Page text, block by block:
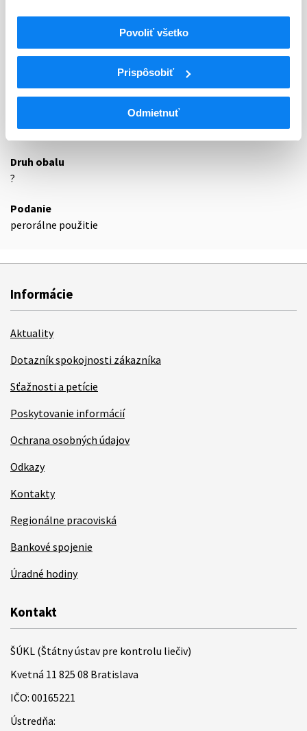
Povoliť všetko
Prispôsobiť
Odmietnuť
N05A
Antipsychotiká
Iné antipsychotiká
N05AX12
Aripiprazol
Podrobnosti o lieku
36
Druh obalu
?
Podanie
perorálne použitie
Informácie
Aktuality
Dotazník spokojnosti zákazníka
Sťažnosti a petície
Poskytovanie informácií
Ochrana osobných údajov
Odkazy
Kontakty
Regionálne pracoviská
Bankové spojenie
Úradné hodiny
Kontakt
ŠÚKL (Štátny ústav pre kontrolu liečiv)
Kvetná 11 825 08 Bratislava
IČO: 00165221
Ústredňa: